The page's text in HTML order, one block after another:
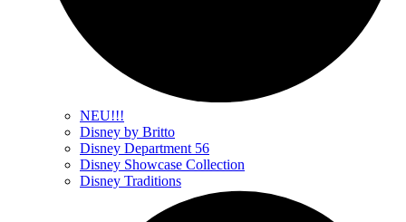
NEU!!!
Disney by Britto
Disney Department 56
Disney Showcase Collection
Disney Traditions